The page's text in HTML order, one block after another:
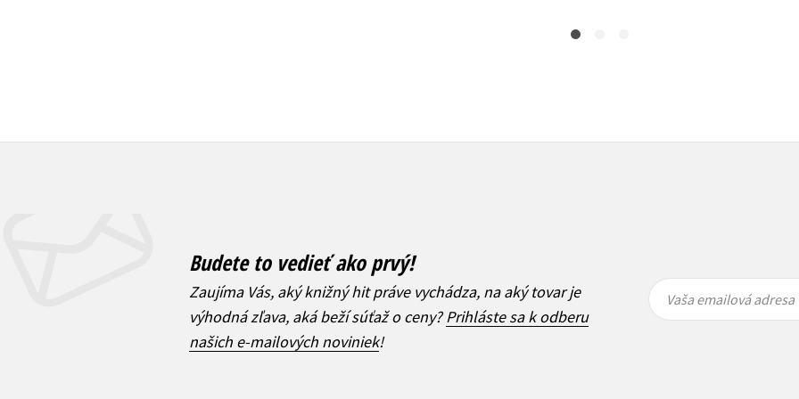
Budete to vedieť ako prvý!
Zaujíma Vás, aký knižný hit práve vychádza, na aký tovar je
výhodná zľava, aká beží súťaž o ceny?Prihláste sa k odberu
našich e-mailových noviniek!
emailová
emailová
Vaša emailová adresa